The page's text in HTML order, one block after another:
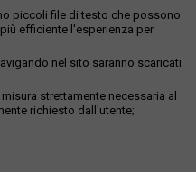
piccoli file di testo che possono
efficiente l'esperienza per
nel sito saranno scaricati
strettamente necessaria al
richiesto dall'utente;